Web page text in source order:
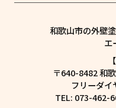
和歌山市の外壁
エ
〒640-8482 和
フリーダ
TEL: 073-462-